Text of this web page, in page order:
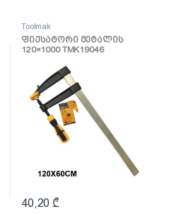
Toolmak
ფიქსატორი მეტალის
120×1000 TMK19046
40,20 ₾